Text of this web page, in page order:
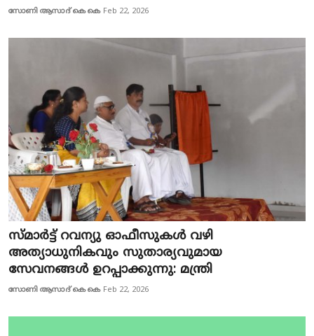
സോണി ആസാദ് കെ കെ Feb 22, 2026
സ്മാർട്ട് റവന്യു ഓഫീസുകൾ വഴി
അത്യാധുനികവും സുതാര്യവുമായ
സേവനങ്ങൾ ഉറപ്പാക്കുന്നു: മന്ത്രി
സോണി ആസാദ് കെ കെ Feb 22, 2026